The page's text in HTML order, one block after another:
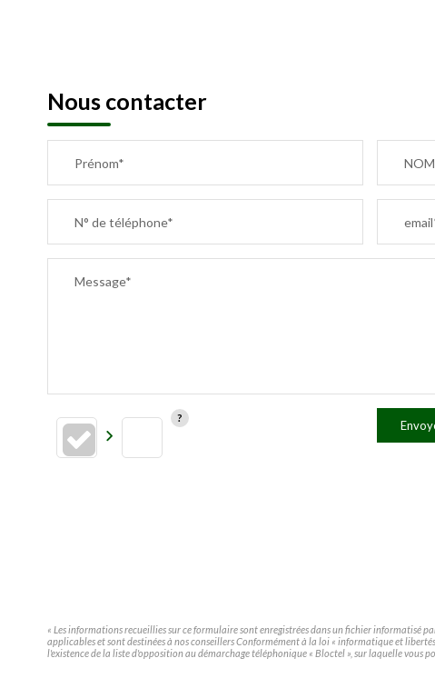
Nous contacter
Prénom*
N° de téléphone*
Message*
« Les informations recueillies sur ce formulaire sont enregistrées dans un fichier informatisé
applicables et sont destinées à nos conseillers Conformément à la loi « informatique et
l'existence de la liste d'opposition au démarchage téléphonique « Bloctel », sur laquelle vous